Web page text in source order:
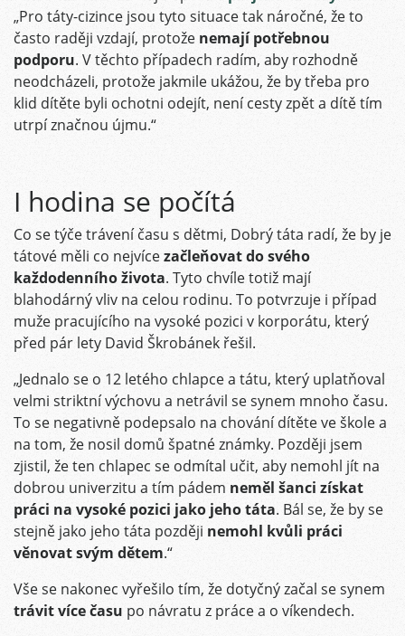
„Pro táty-cizince jsou tyto situace tak náročné, že to
často raději vzdají, protože nemají potřebnou
podporu. V těchto případech radím, aby rozhodně
neodcházeli, protože jakmile ukážou, že by třeba pro
klid dítěte byli ochotni odejít, není cesty zpět a dítě tím
utrpí značnou újmu.“
I hodina se počítá
Co se týče trávení času s dětmi, Dobrý táta radí, že by je
tátové měli co nejvícezačleňovat do svého
každodenního života. Tyto chvíle totiž mají
blahodárný vliv na celou rodinu. To potvrzuje i případ
muže pracujícího na vysoké pozici v korporátu, který
před pár lety David Škrobánek řešil.
„Jednalo se o 12 letého chlapce a tátu, který uplatňoval
velmi striktní výchovu a netrávil se synem mnoho času.
To se negativně podepsalo na chování dítěte ve škole a
na tom, že nosil domů špatné známky. Později jsem
zjistil, že ten chlapec se odmítal učit, aby nemohl jít na
dobrou univerzitu a tím pádem neměl šanci získat
práci na vysoké pozici jako jeho táta. Bál se, že by se
stejně jako jeho táta později nemohl kvůli práci
věnovat svým dětem.“
Vše se nakonec vyřešilo tím, že dotyčný začal se synem
trávit více času po návratu z práce a o víkendech.